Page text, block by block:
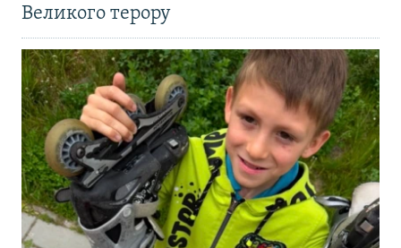
Великого терору